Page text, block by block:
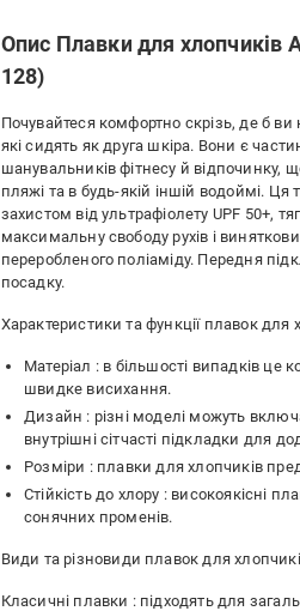
Опис Плавки для хлопчиків
128)
Почувайтеся комфортно скрізь, де б
які сидять як друга шкіра. Вони є
шанувальників фітнесу й
пляжі та в будь-якій іншій водоймі.
захистом від ультрафіолету UPF 50+,
максимальну свободу рухів і
переробленого поліаміду. Передня
посадку.
Характеристики та функції плавок для
Матеріал : в більшості випадків це
швидке висихання.
Дизайн : різні моделі можуть
внутрішні сітчасті підкладки для
Розміри : плавки для хлопчиків
Стійкість до хлору : високоякісні
сонячних променів.
Види та різновиди плавок для
Класичні плавки : підходять для